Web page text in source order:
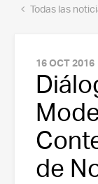
Todas las
16 OCT 2016
de